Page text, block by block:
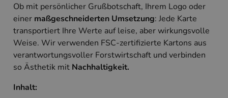
Ob mit persönlicher Grußbotschaft, Ihrem Logo oder
einer maßgeschneiderten Umsetzung: Jede Karte
transportiert Ihre Werte auf leise, aber wirkungsvolle
Weise. Wir verwenden FSC-zertifizierte Kartons aus
verantwortungsvoller Forstwirtschaft und verbinden
so Ästhetik mit Nachhaltigkeit.
Inhalt:
Unbedingt erforderlich
Performance
Unbedingt erforderliche Cookies ermöglichen
wesentliche Kernfunktionen der Website wie die
Benutzeranmeldung und die Kontoverwaltung.
Ohne die unbedingt erforderlichen Cookies kann